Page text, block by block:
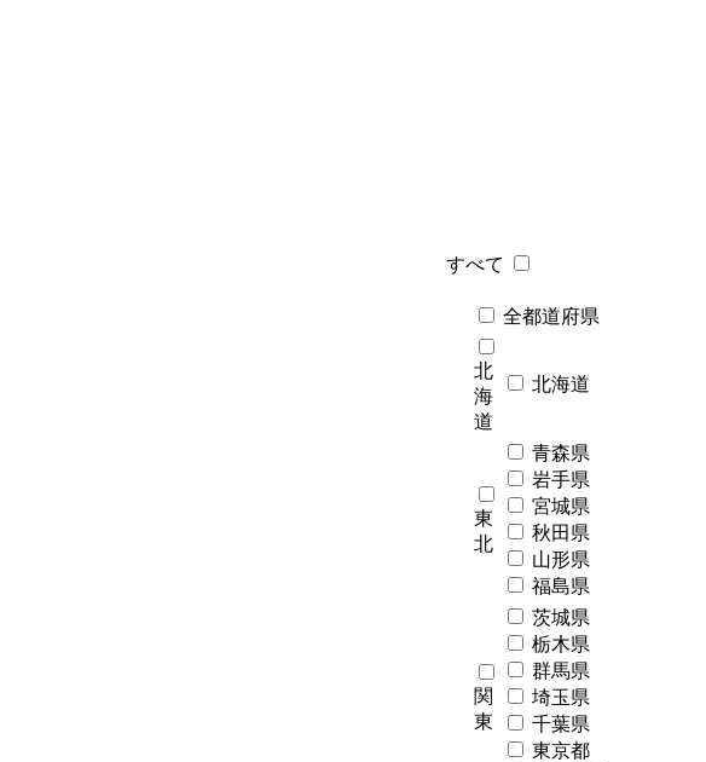
すべて
全都道府県
北
海
道
北海道
東
北
青森県
岩手県
宮城県
秋田県
山形県
福島県
関
東
茨城県
栃木県
群馬県
埼玉県
千葉県
東京都